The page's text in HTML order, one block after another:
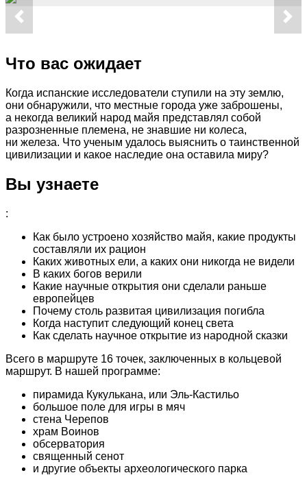
Что вас ожидает
Когда испанские исследователи ступили на эту землю,
они обнаружили, что местные города уже заброшены,
а некогда великий народ майя представлял собой
разрозненные племена, не знавшие ни колеса,
ни железа. Что ученым удалось выяснить о таинственной
цивилизации и какое наследие она оставила миру?
Вы узнаете
:
Как было устроено хозяйство майя, какие продукты
составляли их рацион
Каких животных ели, а каких они никогда не видели
В каких богов верили
Какие научные открытия они сделали раньше
европейцев
Почему столь развитая цивилизация погибла
Когда наступит следующий конец света
Как сделать научное открытие из народной сказки
Всего в маршруте 16 точек, заключенных в кольцевой
маршрут. В нашей программе:
пирамида Кукулькана, или Эль-Кастильо
большое поле для игры в мяч
стена Черепов
храм Воинов
обсерватория
священный сенот
и другие объекты археологического парка